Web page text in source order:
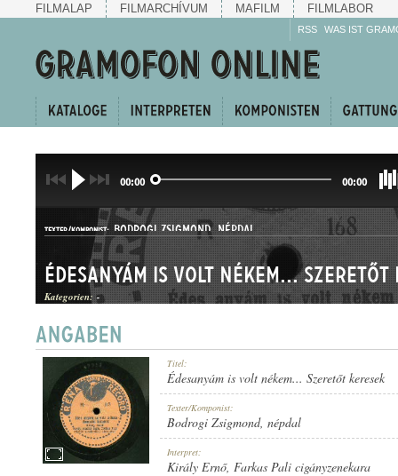
FILMALAP FILMARCHÍVUM MAFILM FILMLABOR
RSS WAS IST
00:00 00:00
TEXTER/KOMPONIST: BODROGI ZSIGMOND,NÉPDAL
HALLGATÓ
Édesanyám is volt nékem... Szeretőt
Kategorien: -
Titel:
Édesanyám is volt nékem... Szeretőt keresek
Texter/Komponist:
Bodrogi Zsigmond, népdal
Interpret:
Király Ernő, Farkas Pali cigányzenekara